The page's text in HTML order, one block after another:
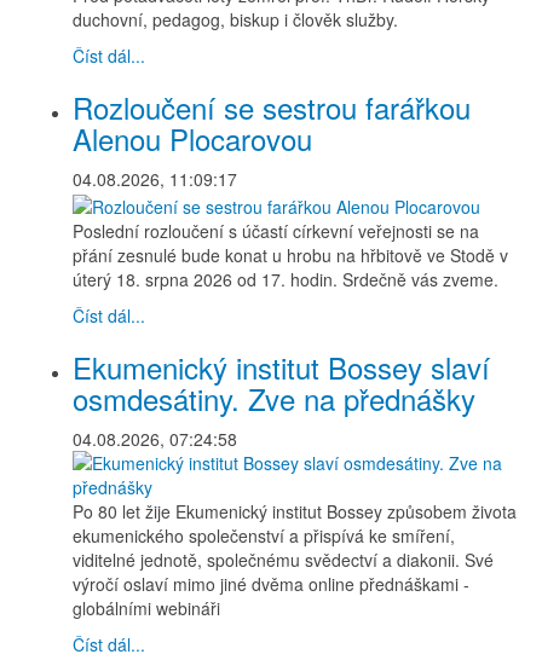
duchovní, pedagog, biskup i člověk služby.
Číst dál...
Rozloučení se sestrou farářkou
Alenou Plocarovou
04.08.2026, 11:09:17
Poslední rozloučení s účastí církevní veřejnosti se na
přání zesnulé bude konat u hrobu na hřbitově ve Stodě v
úterý 18. srpna 2026 od 17. hodin. Srdečně vás zveme.
Číst dál...
Ekumenický institut Bossey slaví
osmdesátiny. Zve na přednášky
04.08.2026, 07:24:58
Po 80 let žije Ekumenický institut Bossey způsobem života
ekumenického společenství a přispívá ke smíření,
viditelné jednotě, společnému svědectví a diakonii. Své
výročí oslaví mimo jiné dvěma online přednáškami -
globálními webináři
Číst dál...